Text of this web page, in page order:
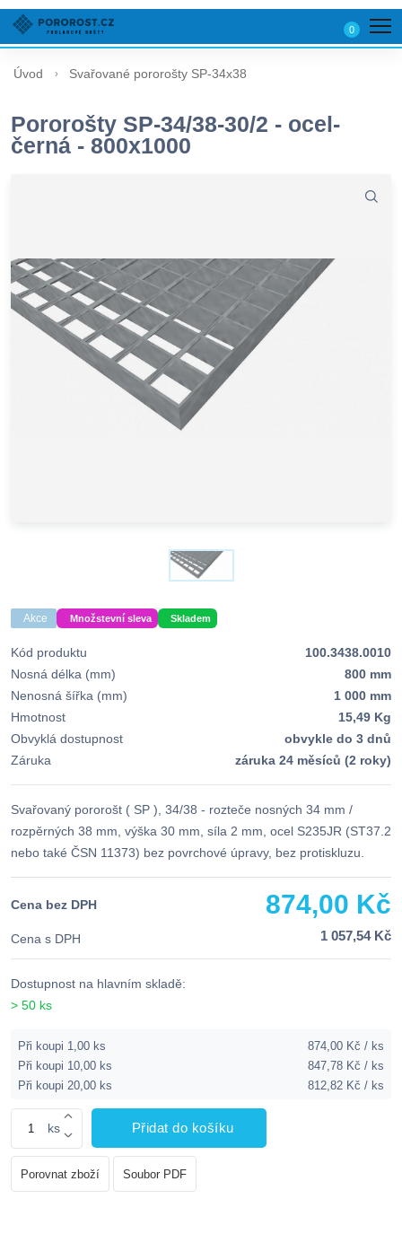
0
Úvod Svařované pororošty SP-34x38
Pororošty SP-34/38-30/2 - ocel-
černá - 800x1000
Akce Množstevní sleva Skladem
Kód produktu
100.3438.0010
Nosná délka (mm)
800 mm
Nenosná šířka (mm)
1 000 mm
Hmotnost
15,49 Kg
Obvyklá dostupnost
obvykle do 3 dnů
Záruka
záruka 24 měsíců (2 roky)
Svařovaný pororošt ( SP ), 34/38 - rozteče nosných 34 mm /
rozpěrných 38 mm, výška 30 mm, síla 2 mm, ocel S235JR (ST37.2
nebo také ČSN 11373) bez povrchové úpravy, bez protiskluzu.
Cena bez DPH 874,00 Kč
Cena s DPH 1 057,54 Kč
Dostupnost na hlavním skladě:
> 50 ks
Při koupi 1,00 ks
874,00 Kč / ks
Při koupi 10,00 ks
847,78 Kč / ks
Při koupi 20,00 ks
812,82 Kč / ks
ks Přidat do košíku
Porovnat zboží Soubor PDF